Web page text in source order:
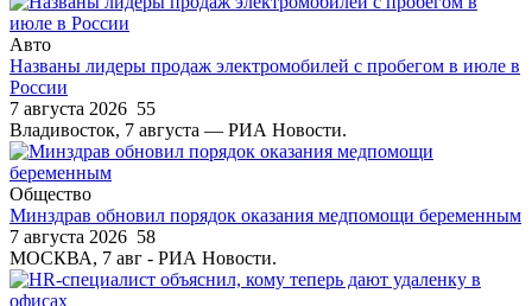
Авто
Названы лидеры продаж электромобилей с пробегом в июле в
России
7 августа 2026 55
Владивосток, 7 августа — РИА Новости.
Общество
Минздрав обновил порядок оказания медпомощи беременным
7 августа 2026 58
МОСКВА, 7 авг - РИА Новости.